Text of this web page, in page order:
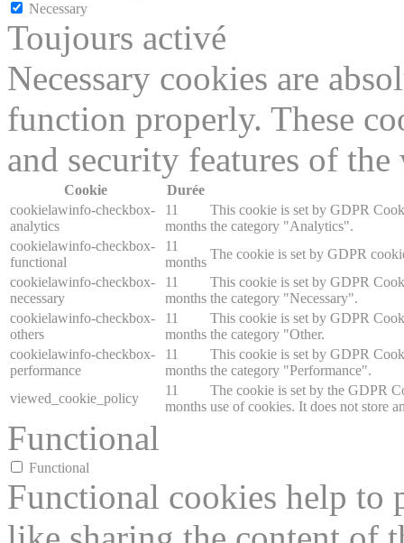
Necessary
Toujours activé
Necessary cookies are
function properly. These
and security features of
Cookie
Durée
cookielawinfo-checkbox-
analytics
11
months
This cookie is set by GDPR
the category "Analytics".
cookielawinfo-checkbox-
functional
11
months
The cookie is set by GDPR
cookielawinfo-checkbox-
necessary
11
months
This cookie is set by GDPR
the category "Necessary".
cookielawinfo-checkbox-
others
11
months
This cookie is set by GDPR
the category "Other.
cookielawinfo-checkbox-
performance
11
months
This cookie is set by GDPR
the category "Performance".
viewed_cookie_policy
11
months
The cookie is set by the GDPR
use of cookies. It does not store
Functional
Functional
Functional cookies help to